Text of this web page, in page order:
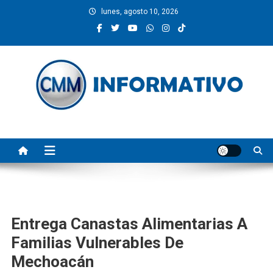
lunes, agosto 10, 2026
Entrega Canastas Alimentarias A
Familias Vulnerables De
Mechoacán